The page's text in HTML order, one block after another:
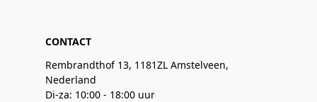
CONTACT
Rembrandthof 13, 1181ZL Amstelveen,
Nederland
Di-za: 10:00 - 18:00 uur